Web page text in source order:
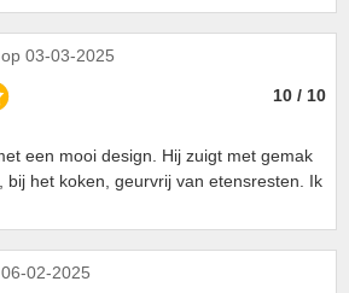
op 03-03-2025
10 / 10
een mooi design. Hij zuigt met gemak
bij het koken, geurvrij van etensresten. Ik
02-2025